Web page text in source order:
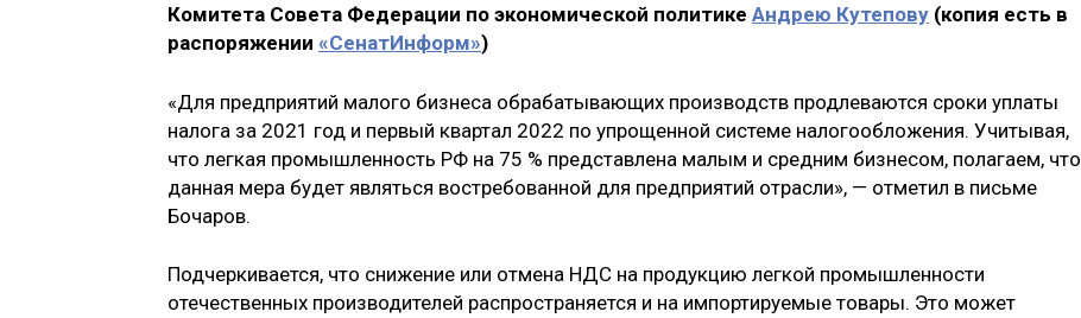
Комитета Совета Федерации по экономической политике Андрею Кутепову (копия есть в
распоряжении «СенатИнформ»)
«Для предприятий малого бизнеса обрабатывающих производств продлеваются сроки уплаты
налога за 2021 год и первый квартал 2022 по упрощенной системе налогообложения. Учитывая,
что легкая промышленность РФ на 75 % представлена малым и средним бизнесом, полагаем, что
данная мера будет являться востребованной для предприятий отрасли», — отметил в письме
Бочаров.
Подчеркивается, что снижение или отмена НДС на продукцию легкой промышленности
отечественных производителей распространяется и на импортируемые товары. Это может